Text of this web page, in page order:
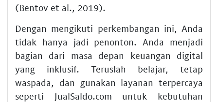
(Bentov et al., 2019).
Dengan mengikuti perkembangan ini, Anda
tidak hanya jadi penonton. Anda menjadi
bagian dari masa depan keuangan digital
yang inklusif. Teruslah belajar, tetap
waspada, dan gunakan layanan terpercaya
seperti JualSaldo.com untuk kebutuhan